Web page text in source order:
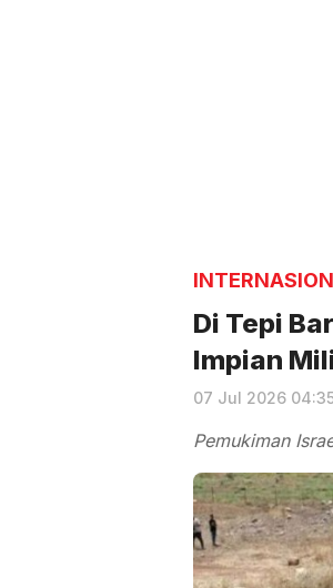
Di Tepi
Impian
07 Jul 2026
Pemukiman